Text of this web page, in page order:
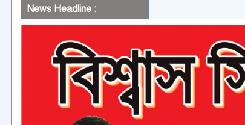
News Headline :